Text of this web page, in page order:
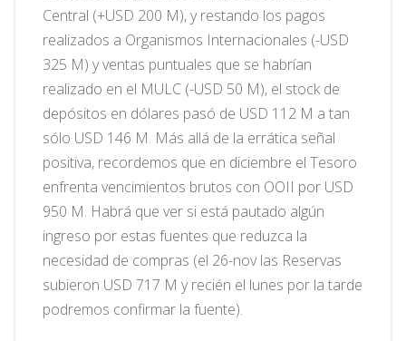
Central (+USD 200 M), y restando los pagos
realizados a Organismos Internacionales (-USD
325 M) y ventas puntuales que se habrían
realizado en el MULC (-USD 50 M), el stock de
depósitos en dólares pasó de USD 112 M a tan
sólo USD 146 M. Más allá de la errática señal
positiva, recordemos que en diciembre el Tesoro
enfrenta vencimientos brutos con OOII por USD
950 M. Habrá que ver si está pautado algún
ingreso por estas fuentes que reduzca la
necesidad de compras (el 26-nov las Reservas
subieron USD 717 M y recién el lunes por la tarde
podremos confirmar la fuente).